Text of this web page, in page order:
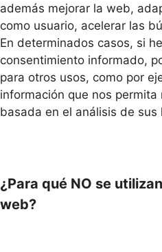
además mejorar la web,
como usuario, acelerar las
En determinados casos, si
consentimiento informado,
para otros usos, como por
información que nos
basada en el análisis de
¿Para qué NO se
web?